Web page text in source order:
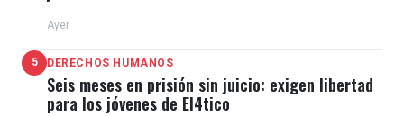
Ayer
5 DERECHOS HUMANOS
Seis meses en prisión sin juicio: exigen libertad
para los jóvenes de El4tico